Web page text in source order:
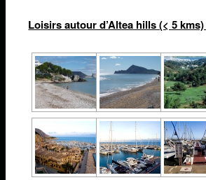
Loisirs autour d’Altea hills (< 5